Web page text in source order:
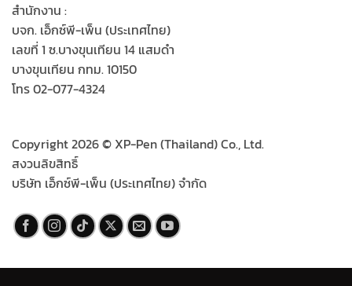
สำนักงาน :
บจก. เอ็กซ์พี-เพ็น (ประเทศไทย)
เลขที่ 1 ซ.บางขุนเทียน 14 แสมดำ
บางขุนเทียน กทม. 10150
โทร 02-077-4324
Copyright 2026 © XP-Pen (Thailand) Co., Ltd.
สงวนลิขสิทธิ์
บริษัท เอ็กซ์พี-เพ็น (ประเทศไทย) จำกัด